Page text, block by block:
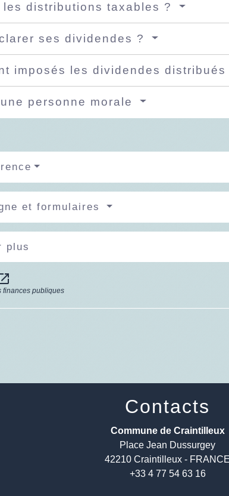
les distributions taxables ?
ses dividendes ?
imposés les dividendes
personne morale
et formulaires
plus
finances publiques
Contacts
Commune de Craintilleux
Place Jean Dussurgey
42210 Craintilleux -
+33 4 77 54 63 16